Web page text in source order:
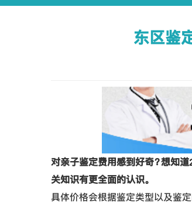
东区鉴
对亲子鉴定费用感到好奇？想知
关知识有更全面的认识。
具体价格会根据鉴定类型以及鉴